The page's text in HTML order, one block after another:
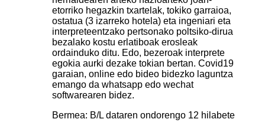
etorriko hegazkin txartelak, tokiko garraioa,
ostatua (3 izarreko hotela) eta ingeniari eta
interpreteentzako pertsonako poltsiko-dirua
bezalako kostu erlatiboak erosleak
ordainduko ditu. Edo, bezeroak interprete
egokia aurki dezake tokian bertan. Covid19
garaian, online edo bideo bidezko laguntza
emango da whatsapp edo wechat
softwarearen bidez.
Bermea: B/L dataren ondorengo 12 hilabete